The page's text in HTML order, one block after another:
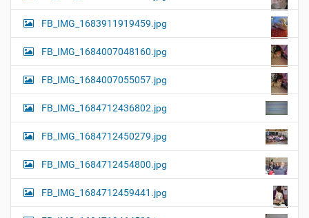
FB_IMG_1683911919459.jpg
FB_IMG_1684007048160.jpg
FB_IMG_1684007055057.jpg
FB_IMG_1684712436802.jpg
FB_IMG_1684712450279.jpg
FB_IMG_1684712454800.jpg
FB_IMG_1684712459441.jpg